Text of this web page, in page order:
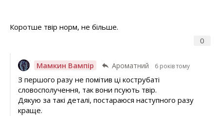
0
Коротше твір норм, не більше.
Мамкин Вампір Ароматний 6 років тому
З першого разу не помітив ці кострубаті
словосполучення, так вони псують твір.
Дякую за такі деталі, постараюся наступного разу
краще.